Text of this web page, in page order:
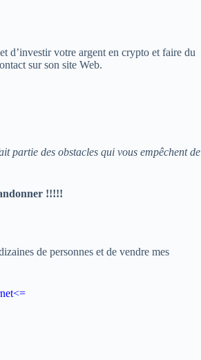
d’investir votre argent en crypto et faire du
sur son site Web.
partie des obstacles qui vous empêchent de
!!!!!
de personnes et de vendre mes
<=